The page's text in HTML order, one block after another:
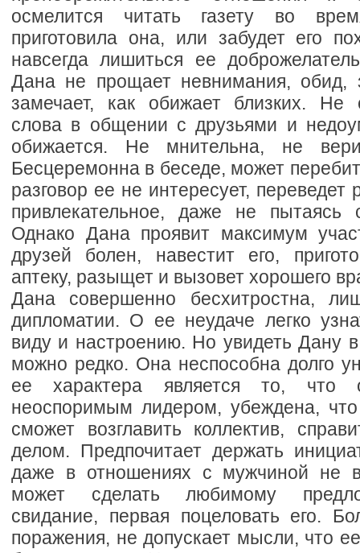
осмелится читать газету во
приготовила она, или забудет его
навсегда лишиться ее
Дана не прощает невнимания, обид,
замечает, как обижает близких. Не
слова в общении с друзьями и
обижается. Не мнительна, не
Бесцеремонна в беседе, может
разговор ее не интересует, переведет
привлекательное, даже не пытаясь
Однако Дана проявит максимум
друзей болен, навестит его,
аптеку, разыщет и вызовет хорошего
Дана совершенно бесхитростна,
дипломатии. О ее неудаче легко
виду и настроению. Но увидеть Дану
можно редко. Она неспособна долго
ее характера является то, что
неоспоримым лидером, убеждена,
сможет возглавить коллектив,
делом. Предпочитает держать
даже в отношениях с мужчиной не
может сделать любимому
свидание, первая поцеловать его.
поражения, не допускает мысли, что